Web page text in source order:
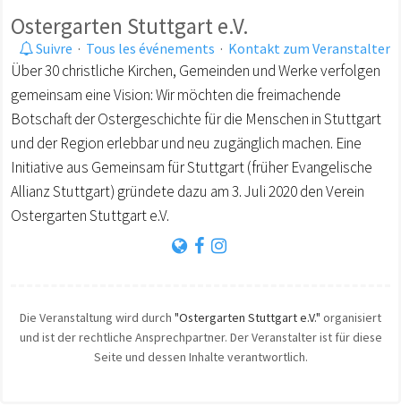
Ostergarten Stuttgart e.V.
Suivre · Tous les événements · Kontakt zum Veranstalter
Über 30 christliche Kirchen, Gemeinden und Werke verfolgen
gemeinsam eine Vision: Wir möchten die freimachende
Botschaft der Ostergeschichte für die Menschen in Stuttgart
und der Region erlebbar und neu zugänglich machen. Eine
Initiative aus Gemeinsam für Stuttgart (früher Evangelische
Allianz Stuttgart) gründete dazu am 3. Juli 2020 den Verein
Ostergarten Stuttgart e.V.
Die Veranstaltung wird durch "Ostergarten Stuttgart e.V." organisiert
und ist der rechtliche Ansprechpartner. Der Veranstalter ist für diese
Seite und dessen Inhalte verantwortlich.